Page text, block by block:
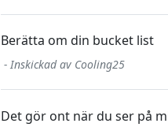
Berätta om din bucket list
- Inskickad av Cooling25
Det gör ont när du ser på